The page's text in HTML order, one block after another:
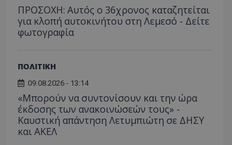
ΠΡΟΣΟΧΗ: Αυτός ο 36χρονος καταζητείται
για κλοπή αυτοκινήτου στη Λεμεσό - Δείτε
φωτογραφία
ΠΟΛΙΤΙΚΗ
09.08.2026 - 13:14
«Μπορούν να συντονίσουν και την ώρα
έκδοσης των ανακοινώσεών τους» -
Καυστική απάντηση Λετυμπιώτη σε ΔΗΣΥ
και ΑΚΕΛ